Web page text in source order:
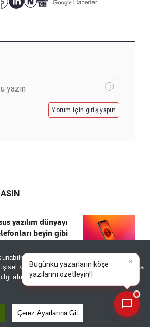
adına sitemizde
verileriniz, KVKK ve GDPR kapsamında
almak içinAydınlatma Metnimizi
Çerez Ayarlarına Git
Yorum için giriş yapın
yazılım dünyayı
beyin gibi
7 AYDA TESLİM
×
Bugünkü yazarların köşe
yazılarını özetle